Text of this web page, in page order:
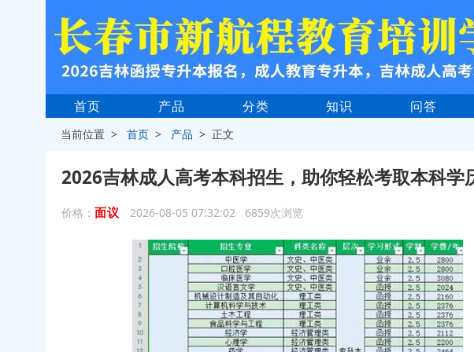
首页 产品 分类 知识 问答
当前位置 >首页 > 产品 > 正文
2026吉林成人高考本科招生，助你轻松考取本科学
价格： 面议 2026-08-05 07:32:02 6859次浏览